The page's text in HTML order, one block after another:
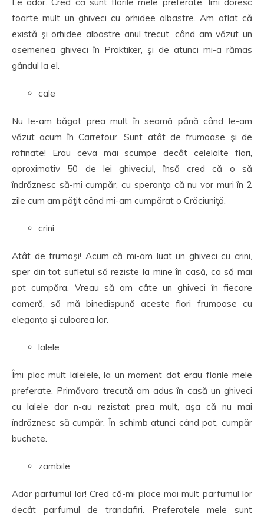
foarte mult un ghiveci cu orhidee albastre. Am aflat că
există şi orhidee albastre anul trecut, când am văzut un
asemenea ghiveci în Praktiker, şi de atunci mi-a rămas
gândul la el.
cale
Nu le-am băgat prea mult în seamă până când le-am
văzut acum în Carrefour. Sunt atât de frumoase şi de
rafinate! Erau ceva mai scumpe decât celelalte flori,
aproximativ 50 de lei ghiveciul, însă cred că o să
îndrăznesc să-mi cumpăr, cu speranţa că nu vor muri în 2
zile cum am păţit când mi-am cumpărat o Crăciuniţă.
crini
Atât de frumoşi! Acum că mi-am luat un ghiveci cu crini,
sper din tot sufletul să reziste la mine în casă, ca să mai
pot cumpăra. Vreau să am câte un ghiveci în fiecare
cameră, să mă binedispună aceste flori frumoase cu
eleganţa şi culoarea lor.
lalele
Îmi plac mult lalelele, la un moment dat erau florile mele
preferate. Primăvara trecută am adus în casă un ghiveci
cu lalele dar n-au rezistat prea mult, aşa că nu mai
îndrăznesc să cumpăr. În schimb atunci când pot, cumpăr
buchete.
zambile
Ador parfumul lor! Cred că-mi place mai mult parfumul lor
decât parfumul de trandafiri. Preferatele mele sunt